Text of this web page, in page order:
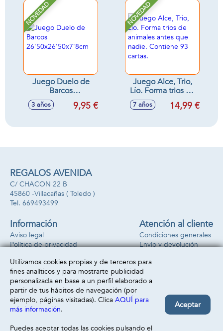
NOVEDAD
Juego Duelo de
Barcos
26'50x26'50x7'8cm
3 años 9,95 €
NOVEDAD
Juego Alce, Trio,
Lío. Forma trios de
animales antes que
nadie. Contiene 93
7 años 14,99 €
REGALOS AVENIDA
C/ CHACON 22 B
45860 -Villacañas ( Toledo )
669493499
Información
Aviso legal
Política de privacidad
Atención al cliente
Condiciones generales
Envío y devolución
Formas de pago
Utilizamos cookies propias y de terceros para
fines analíticos y para mostrarte publicidad
personalizada en base a un perfil elaborado a
partir de tus hábitos de navegación (por
ejemplo, páginas visitadas). Clica AQUÍ para
más información.
Puedes aceptar todas las cookies pulsando el
Aceptar